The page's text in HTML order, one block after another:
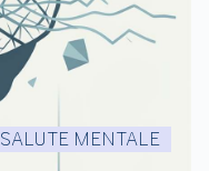
SALUTE MENTALE